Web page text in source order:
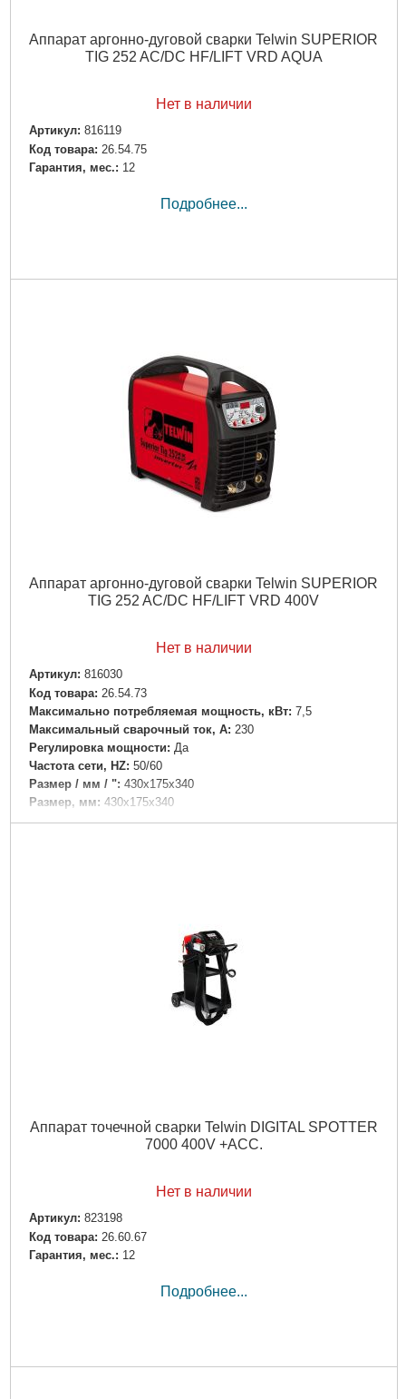
Аппарат аргонно-дуговой сварки Telwin SUPERIOR
TIG 252 AC/DC HF/LIFT VRD AQUA
Нет в наличии
Артикул: 816119
Код товара: 26.54.75
Гарантия, мес.: 12
Подробнее...
Аппарат аргонно-дуговой сварки Telwin SUPERIOR
TIG 252 AC/DC HF/LIFT VRD 400V
Нет в наличии
Артикул: 816030
Код товара: 26.54.73
Максимально потребляемая мощность, кВт: 7,5
Максимальный сварочный ток, А: 230
Регулировка мощности: Да
Частота сети, HZ: 50/60
Размер / мм / ": 430х175х340
Размер, мм: 430х175х340
Гарантия, мес.: 12
Аппарат точечной сварки Telwin DIGITAL SPOTTER
7000 400V +ACC.
Нет в наличии
Артикул: 823198
Код товара: 26.60.67
Гарантия, мес.: 12
Подробнее...